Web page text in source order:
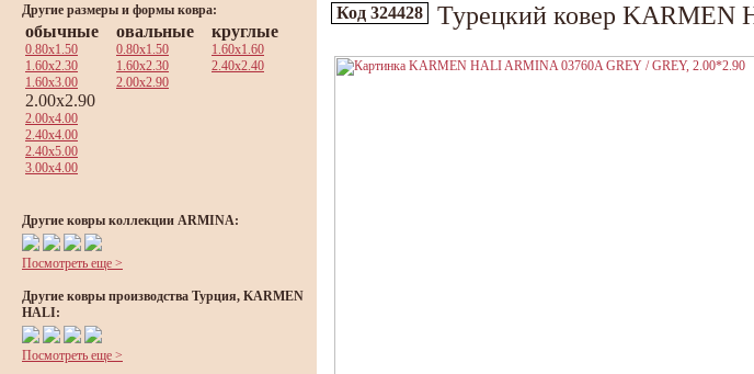
Другие размеры и формы ковра:
обычные
0.80x1.50
1.60x2.30
1.60x3.00
2.00x2.90
2.00x4.00
2.40x4.00
2.40x5.00
3.00x4.00
овальные
0.80x1.50
1.60x2.30
2.00x2.90
круглые
1.60x1.60
2.40x2.40
Другие ковры коллекции ARMINA:
Посмотреть еще >
Другие ковры производства Турция, KARMEN
HALI:
Посмотреть еще >
Код 324428 Турецкий ковер KARMEN